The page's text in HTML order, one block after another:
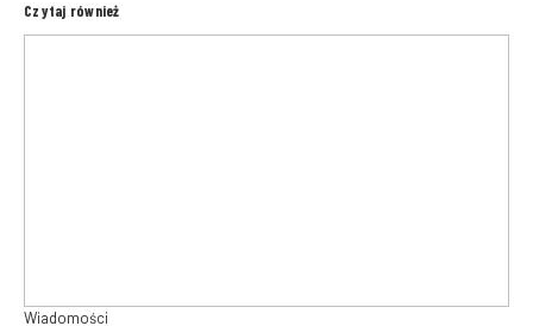
Czytaj również
Wiadomości